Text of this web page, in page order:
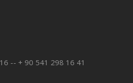
-- + 90 541 298 16 41